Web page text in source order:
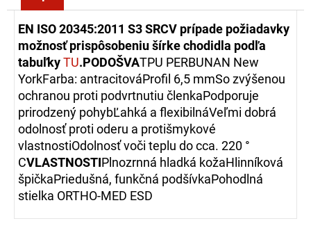
EN ISO 20345:2011 S3 SRCV prípade požiadavky
možnosť prispôsobeniu šírke chodidla podľa
tabuľkyTU.PODOŠVATPU PERBUNAN New
YorkFarba: antracitováProfil 6,5 mmSo zvýšenou
ochranou proti podvrtnutiu členkaPodporuje
prirodzený pohybĽahká a flexibilnáVeľmi dobrá
odolnosť proti oderu a protišmykové
vlastnostiOdolnosť voči teplu do cca. 220 °
CVLASTNOSTIPlnozrnná hladká kožaHlinníková
špičkaPriedušná, funkčná podšívkaPohodlná
stielka ORTHO-MED ESD
349,00
€